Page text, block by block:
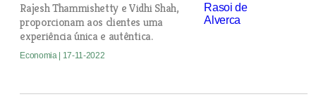
Rajesh Thammishetty e Vidhi Shah,
proporcionam aos clientes uma
experiência única e autêntica.
Economia | 17-11-2022